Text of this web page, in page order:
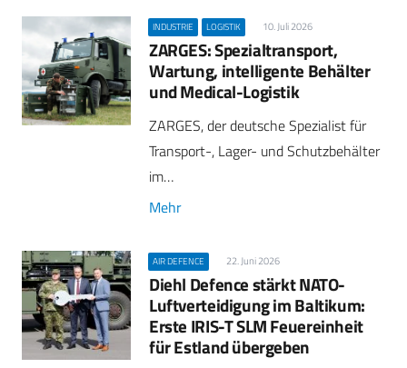
INDUSTRIE LOGISTIK 10. Juli 2026
ZARGES: Spezialtransport,
Wartung, intelligente Behälter
und Medical-Logistik
ZARGES, der deutsche Spezialist für
Transport-, Lager- und Schutzbehälter
im…
Mehr
AIR DEFENCE 22. Juni 2026
Diehl Defence stärkt NATO-
Luftverteidigung im Baltikum:
Erste IRIS-T SLM Feuereinheit
für Estland übergeben